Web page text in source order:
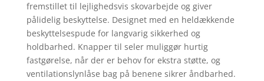
fremstillet til lejlighedsvis skovarbejde og giver
pålidelig beskyttelse. Designet med en heldækkende
beskyttelsespude for langvarig sikkerhed og
holdbarhed. Knapper til seler muliggør hurtig
fastgørelse, når der er behov for ekstra støtte, og
ventilationslynlåse bag på benene sikrer åndbarhed.